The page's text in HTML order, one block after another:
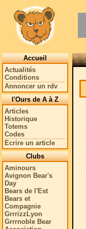
Accueil
Actualités
Conditions
Annoncer un rdv
l'Ours de A à Z
Articles
Historique
Totems
Codes
Ecrire un article
Clubs
Aminours
Avignon Bear's
Day
Bears de l'Est
Bears et
Compagnie
GrrrizzLyon
Grrrnoble Bear